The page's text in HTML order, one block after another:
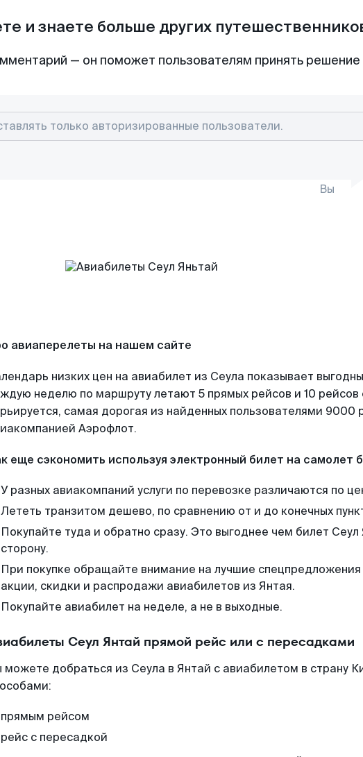
и знаете больше других
— он поможет пользователям принять решение
Вы
авиаперелеты на нашем сайте
низких цен на авиабилет из Сеула показывает
неделю по маршруту летают 5 прямых рейсов и 10
самая дорогая из найденных пользователями 9000
Аэрофлот.
еще сэкономить используя электронный билет на самолет
У разных авиакомпаний услуги по перевозке различаются по
Лететь транзитом дешево, по сравнению от и до конечных
Покупайте туда и обратно сразу. Это выгоднее чем билет Сеул
сторону.
При покупке обращайте внимание на лучшие
акции, скидки и распродажи авиабилетов из Янтая.
Покупайте авиабилет на неделе, а не в выходные.
Сеул Янтай прямой рейс или с пересадками
можете добраться из Сеула в Янтай с авиабилетом в страну
прямым рейсом
рейс с пересадкой